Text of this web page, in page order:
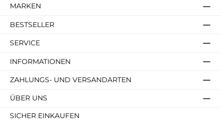
MARKEN
BESTSELLER
SERVICE
INFORMATIONEN
ZAHLUNGS- UND VERSANDARTEN
ÜBER UNS
SICHER EINKAUFEN